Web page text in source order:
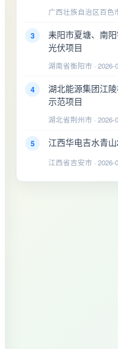
广西壮族自治区百色
3
耒阳市夏塘、南
光伏项目
湖南省衡阳市 · 2026-
4
湖北能源集团江
示范项目
湖北省荆州市 · 2026-
5 江西华电吉水青
江西省吉安市 · 2026-